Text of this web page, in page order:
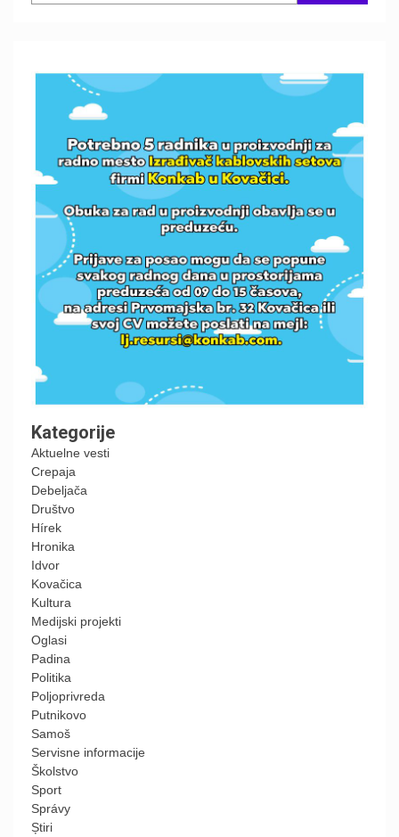
Kategorije
Aktuelne vesti
Crepaja
Debeljača
Društvo
Hírek
Hronika
Idvor
Kovačica
Kultura
Medijski projekti
Oglasi
Padina
Politika
Poljoprivreda
Putnikovo
Samoš
Servisne informacije
Školstvo
Sport
Správy
Știri